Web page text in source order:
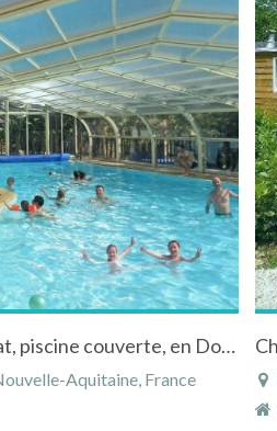
Village de gîtes 3 à 7 personnes , proche Sarlat, piscine couverte, en Dordogne Périgord
Aquitaine, France